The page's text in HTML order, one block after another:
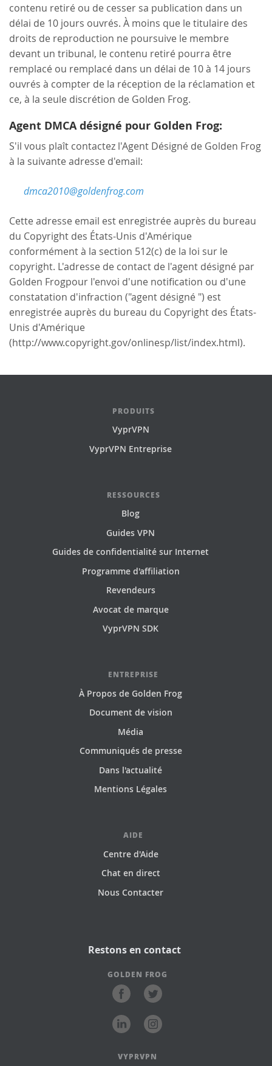
contenu retiré ou de cesser sa publication dans un
délai de 10 jours ouvrés. À moins que le titulaire des
droits de reproduction ne poursuive le membre
devant un tribunal, le contenu retiré pourra être
remplacé ou remplacé dans un délai de 10 à 14 jours
ouvrés à compter de la réception de la réclamation et
ce, à la seule discrétion de Golden Frog.
Agent DMCA désigné pour Golden Frog:
S'il vous plaît contactez l'Agent Désigné de Golden Frog
à la suivante adresse d'email:
dmca2010@goldenfrog.com
Cette adresse email est enregistrée auprès du bureau
du Copyright des États-Unis d'Amérique
conformément à la section 512(c) de la loi sur le
copyright. L'adresse de contact de l'agent désigné par
Golden Frogpour l'envoi d'une notification ou d'une
constatation d'infraction ("agent désigné ") est
enregistrée auprès du bureau du Copyright des États-
Unis d'Amérique
(http://www.copyright.gov/onlinesp/list/index.html).
PRODUITS
VyprVPN
VyprVPN Entreprise
RESSOURCES
Blog
Guides VPN
Guides de confidentialité sur Internet
Programme d'affiliation
Revendeurs
Avocat de marque
VyprVPN SDK
ENTREPRISE
À Propos de Golden Frog
Document de vision
Média
Communiqués de presse
Dans l'actualité
Mentions Légales
AIDE
Centre d'Aide
Chat en direct
Nous Contacter
Restons en contact
GOLDEN FROG
VYPRVPN